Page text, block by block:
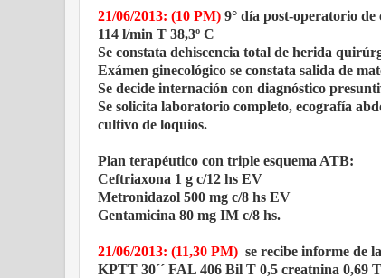
21/06/2013: (10 PM) 9° día post-operatorio
114 l/min T 38,3º C
Se constata dehiscencia total de herida
Exámen ginecológico se constata salida de
Se decide internación con diagnóstico
Se solicita laboratorio completo, ecografía
cultivo de loquios.
Plan terapéutico con triple esquema ATB:
Ceftriaxona 1 g c/12 hs EV
Metronidazol 500 mg c/8 hs EV
Gentamicina 80 mg IM c/8 hs.
21/06/2013: (11,30 PM) se recibe informe de
KPTT 30´´ FAL 406 Bil T 0,5 creatnina 0,69